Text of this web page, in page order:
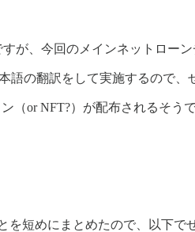
が、今回のメインネットロー
語の翻訳をして実施するので、
（or NFT?）が配布されるそうで
短めにまとめたので、以下で